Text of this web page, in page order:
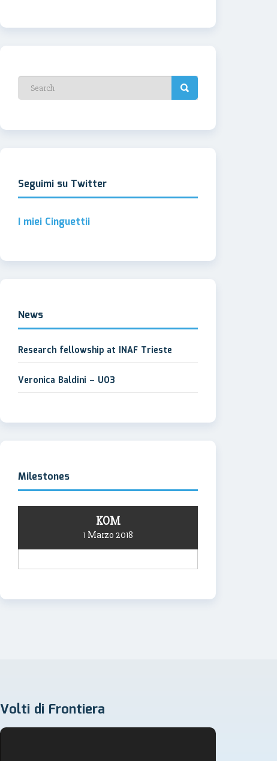
Seguimi su Twitter
I miei Cinguettii
News
Research fellowship at INAF Trieste
Veronica Baldini – UO3
Milestones
KOM
1 Marzo 2018
Volti di Frontiera